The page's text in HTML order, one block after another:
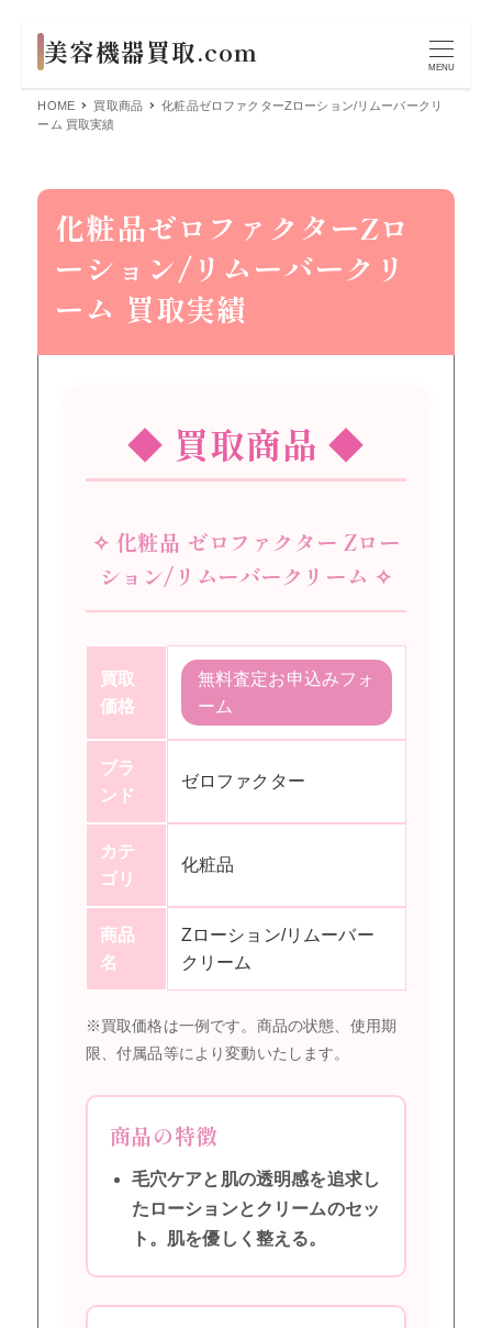
MENU
HOME 買取商品
化粧品ゼロファクターZローション/リムーバークリ
ーム 買取実績
化粧品ゼロファクターZロ
ーション/リムーバークリ
ーム 買取実績
◆ 買取商品 ◆
✧ 化粧品 ゼロファクター Zロー
ション/リムーバークリーム ✧
買取
価格
無料査定お申込みフォ
ーム
ブラ
ンド
ゼロファクター
カテ
ゴリ
化粧品
商品
名
Zローション/リムーバー
クリーム
※買取価格は一例です。商品の状態、使用期
限、付属品等により変動いたします。
商品の特徴
毛穴ケアと肌の透明感を追求し
たローションとクリームのセッ
ト。肌を優しく整える。